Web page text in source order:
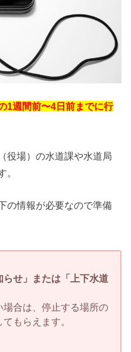
1週間前〜4日前までに行
役場）の水道課や水道局
。
の情報が必要なので準備
らせ」または「 上下水道
合は、停止する場所の
もらえます。